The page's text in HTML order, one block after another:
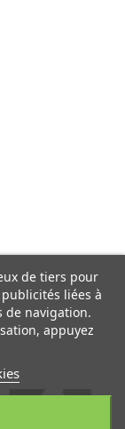
de tiers pour
liées à
de navigation.
appuyez